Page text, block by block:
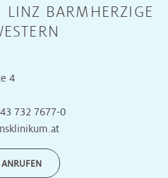
BARMHERZIGE
4
732 7677-0
ANRUFEN